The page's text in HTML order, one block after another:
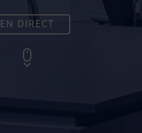
EN DIRECT